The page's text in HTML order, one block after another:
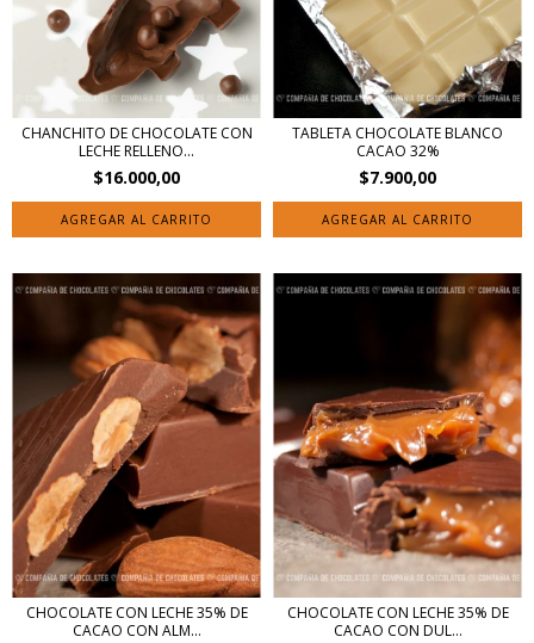
CHANCHITO DE CHOCOLATE CON
LECHE RELLENO...
$16.000,00
TABLETA CHOCOLATE BLANCO
CACAO 32%
$7.900,00
AGREGAR AL CARRITO
CHOCOLATE CON LECHE 35% DE
CACAO CON ALM...
CHOCOLATE CON LECHE 35% DE
CACAO CON DUL...